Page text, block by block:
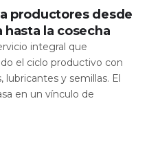
productores desde
hasta la cosecha
integral que
el ciclo productivo con
lubricantes y semillas. El
en un vínculo de